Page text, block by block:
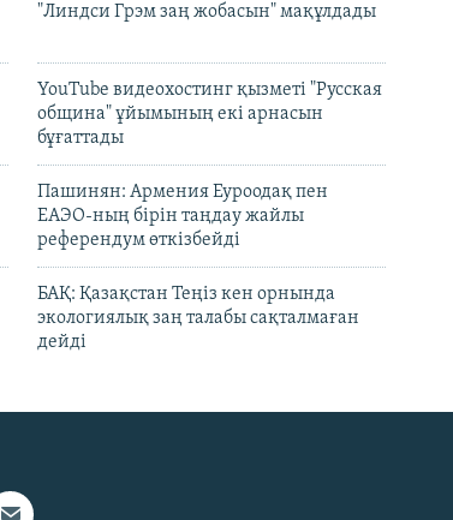
"Линдси Грэм заң жобасын" мақұлдады
YouTube видеохостинг қызметі "Русская
община" ұйымының екі арнасын
бұғаттады
Пашинян: Армения Еуроодақ пен
ЕАЭО-ның бірін таңдау жайлы
референдум өткізбейді
БАҚ: Қазақстан Теңіз кен орнында
экологиялық заң талабы сақталмаған
дейді